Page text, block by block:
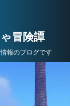
冒険譚
報のブログです